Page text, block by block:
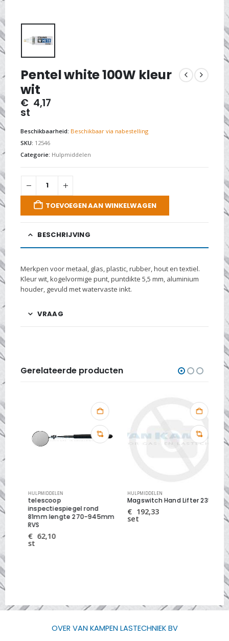
Pentel white 100W kleur
wit
€ 4,17
st
Beschikbaarheid: Beschikbaar via nabestelling
SKU: 12546
Categorie: Hulpmiddelen
TOEVOEGEN AAN WINKELWAGEN
BESCHRIJVING
Merkpen voor metaal, glas, plastic, rubber, hout en textiel.
Kleur wit, kogelvormige punt, puntdikte 5,5 mm, aluminium
houder, gevuld met watervaste inkt.
VRAAG
Gerelateerde producten
HULPMIDDELEN
telescoop
inspectiespiegel rond
81mm lengte 270-945mm
RVS
62,10
HULPMIDDELEN
Magswitch Hand Lifter 235
192,33
set
OVER VAN KAMPEN LASTECHNIEK BV